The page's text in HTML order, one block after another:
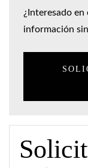
¿Interesado
información